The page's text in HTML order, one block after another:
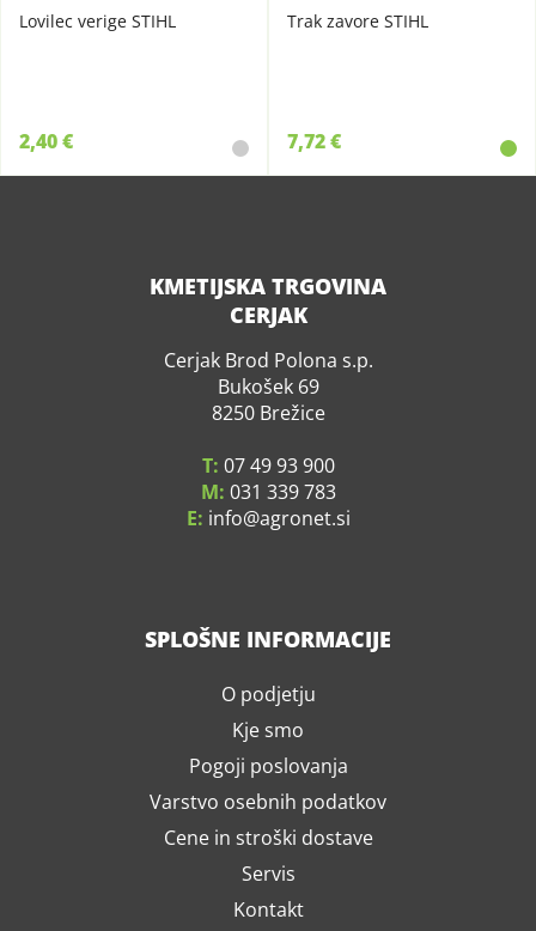
Lovilec verige STIHL
2,40 €
Trak zavore STIHL
7,72 €
KMETIJSKA TRGOVINA
CERJAK
Cerjak Brod Polona s.p.
Bukošek 69
8250 Brežice
T: 07 49 93 900
M: 031 339 783
E: info agronet.si
SPLOŠNE INFORMACIJE
O podjetju
Kje smo
Pogoji poslovanja
Varstvo osebnih podatkov
Cene in stroški dostave
Servis
Kontakt